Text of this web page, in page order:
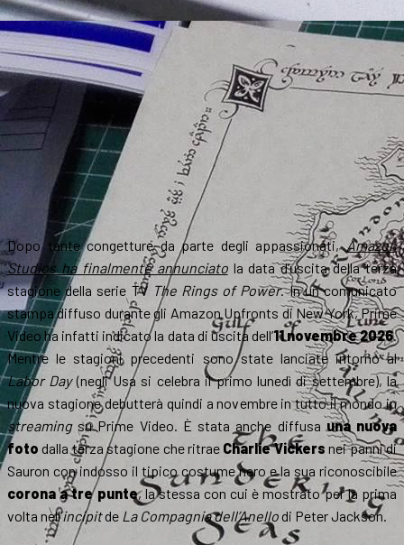
Dopo tante congetture da parte degli appassionati,Amazon
Studios ha finalmente annunciatola data d’uscita della terza
stagione della serie TV The Rings of Power. In un comunicato
stampa diffuso durante gli Amazon Upfronts di New York, Prime
Video ha infatti indicato la data di uscita dell’11 novembre 2026.
Mentre le stagioni precedenti sono state lanciate intorno al
Labor Day(negli Usa si celebra il primo lunedì di settembre), la
nuova stagione debutterà quindi a novembre in tutto il mondo in
streamingsu Prime Video. È stata anche diffusauna nuova
foto dalla terza stagione che ritrae Charlie Vickers nei panni di
Sauron con indosso il tipico costume nero e la sua riconoscibile
corona a tre punte, la stessa con cui è mostrato per la prima
volta nell’incipitde La Compagnia dell’Anellodi Peter Jackson.